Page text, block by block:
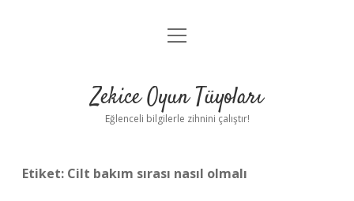
Anasayfa
Yasal Uyarı
menüyü
Zekice Oyun Tüyoları
Eğlenceli bilgilerle zihnini çalıştır!
Etiket: Cilt bakım sırası nasıl olmalı